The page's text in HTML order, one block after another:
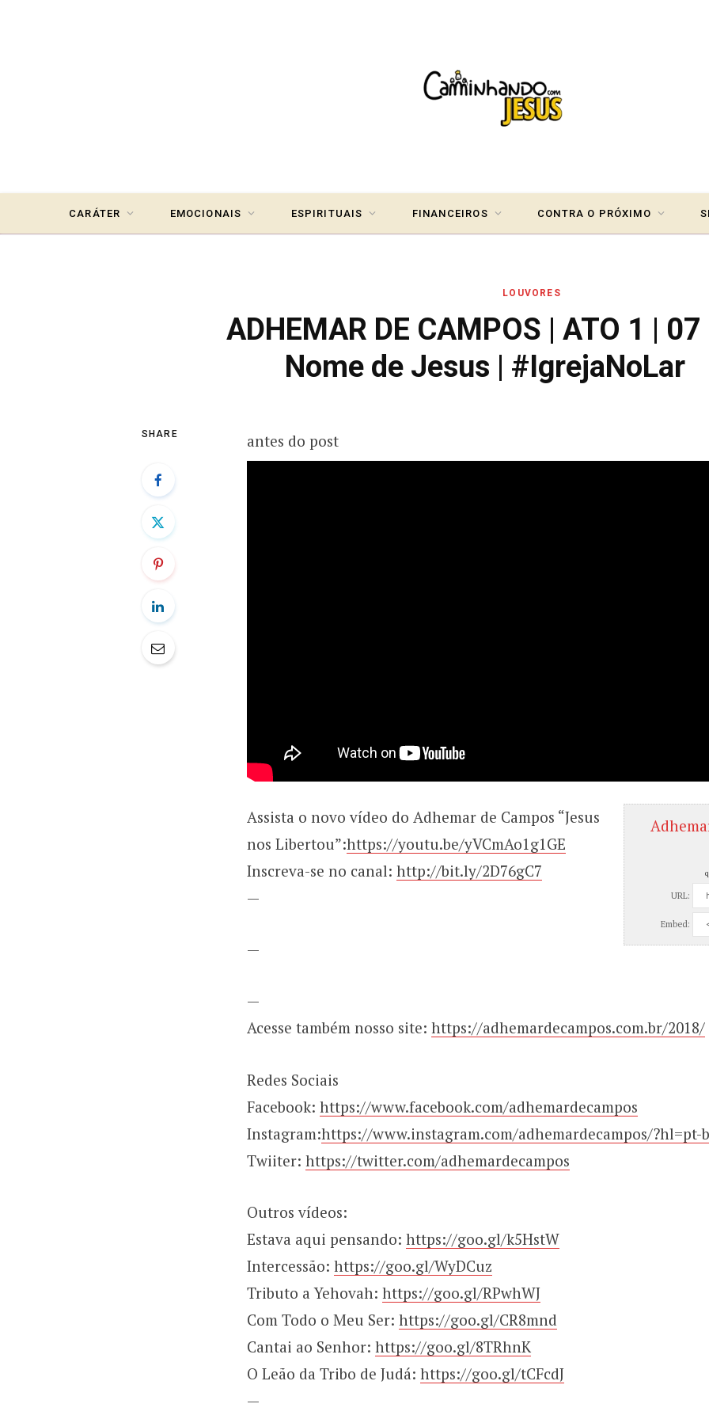
CARÁTER EMOCIONAIS ESPIRITUAIS FINANCEIROS CONTRA O PRÓXIMO
LOUVORES
ADHEMAR DE CAMPOS | ATO 1 | 07
Nome de Jesus | #IgrejaNoLar
SHARE antes do post
URL:
Embed:
Assista o novo vídeo do Adhemar de Campos “Jesus
nos Libertou”:https://youtu.be/yVCmAo1g1GE
Inscreva-se no canal: http://bit.ly/2D76gC7
—
—
—
Acesse também nosso site: https://adhemardecampos.com.br/2018/
Redes Sociais
Facebook: https://www.facebook.com/adhemardecampos
Instagram:https://www.instagram.com/adhemardecampos/?hl=pt-
Twiiter: https://twitter.com/adhemardecampos
Outros vídeos:
Estava aqui pensando: https://goo.gl/k5HstW
Intercessão: https://goo.gl/WyDCuz
Tributo a Yehovah: https://goo.gl/RPwhWJ
Com Todo o Meu Ser: https://goo.gl/CR8mnd
Cantai ao Senhor: https://goo.gl/8TRhnK
O Leão da Tribo de Judá: https://goo.gl/tCFcdJ
—